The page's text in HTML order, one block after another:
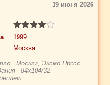
19 июня 2026
1999
Москва
- Москва, Эксмо-Пресс
- 84x104/32